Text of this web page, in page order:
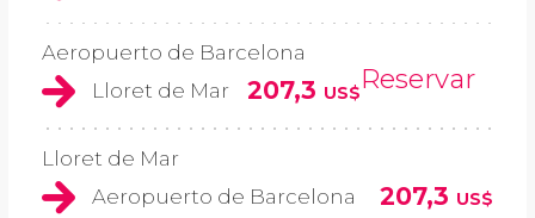
Aeropuerto de Barcelona
Lloret de Mar
207,3 US$Reservar
Lloret de Mar
Aeropuerto de Barcelona
207,3 US$